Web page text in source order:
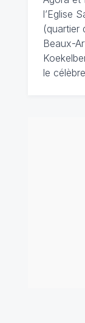
l’Eglise
(quartier
Beaux-
le